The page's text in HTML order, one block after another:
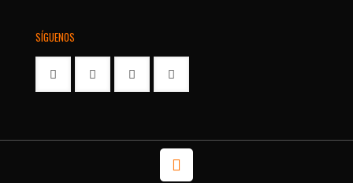
SÍGUENOS